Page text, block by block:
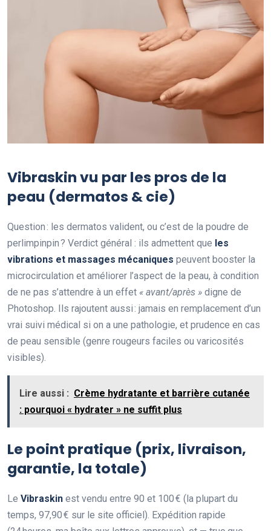
Vibraskin vu par les pros de la
peau (dermatos & cie)
Question : les dermatos valident, ou c’est de la poudre de
perlimpinpin ? Verdict général : ils admettent que les
vibrations et massages mécaniques peuvent booster la
microcirculation et améliorer l’aspect de la peau, à condition
de ne pas s’attendre à un effet « avant/après » digne de
Photoshop. Ils rajoutent aussi : jamais en remplacement d’un
vrai suivi médical si on a une pathologie, et prudence en cas
de peau sensible (genre rougeurs faciles ou varicosités
visibles).
Lire aussi : Crème hydratante et barrière cutanée
: pourquoi « hydrater » ne suffit plus
Le point pratique (prix, livraison,
garantie, la totale)
Le Vibraskin est vendu entre 90 et 100 € (la plupart du
temps, 97,90 € sur le site officiel). Expédition rapide